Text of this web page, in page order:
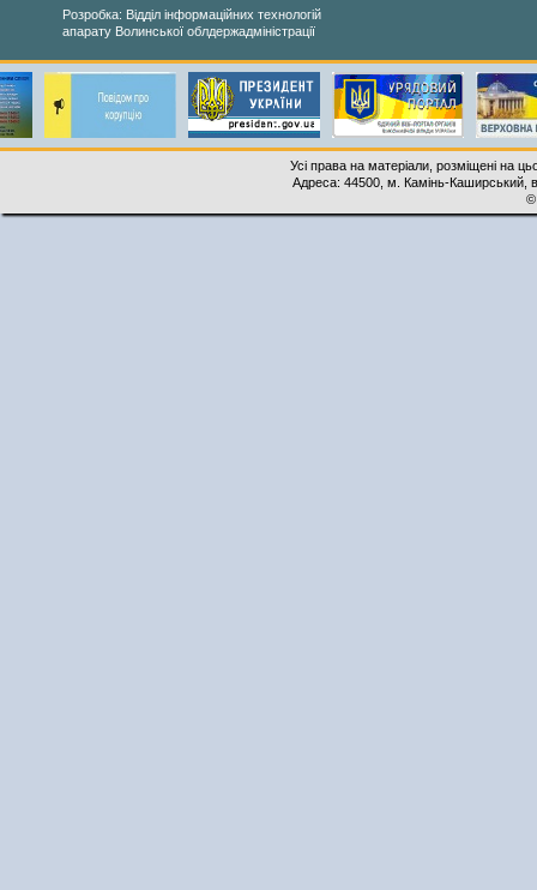
Розробка: Відділ інформаційних технологій
апарату Волинської облдержадміністрації
Усі права на матеріали, розміщені на
Адреса: 44500, м. Камінь-Каширський,
©